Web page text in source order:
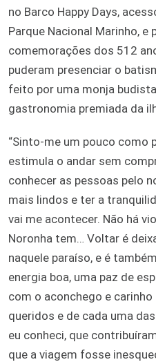
no Barco Happy Days,
Parque Nacional Marinho, e
comemorações dos 512
puderam presenciar o
feito por uma monja
gastronomia premiada da
“Sinto-me um pouco como
estimula o andar sem
conhecer as pessoas pelo
mais lindos e ter a
vai me acontecer. Não há
Noronha tem… Voltar é
naquele paraíso, e é
energia boa, uma paz de
com o aconchego e
queridos e de cada uma
eu conheci, que
que a viagem fosse